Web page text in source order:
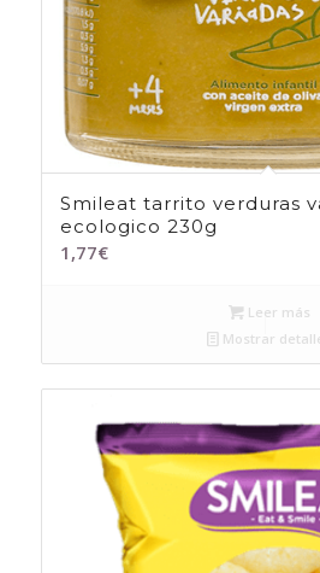
Smileat tarrito verduras
ecologico 230g
1,77€
Leer más
Mostrar